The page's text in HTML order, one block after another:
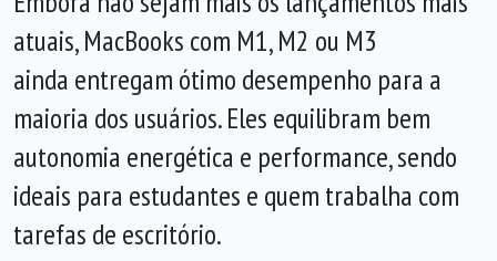
atuais, MacBooks com M1, M2 ou M3
ainda entregam ótimo desempenho para a
maioria dos usuários. Eles equilibram bem
autonomia energética e performance, sendo
ideais para estudantes e quem trabalha com
tarefas de escritório.